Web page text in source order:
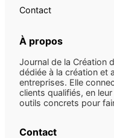
Contact
À propos
Journal de la Création
dédiée à la création et
entreprises. Elle
clients qualifiés, en
outils concrets pour
Contact